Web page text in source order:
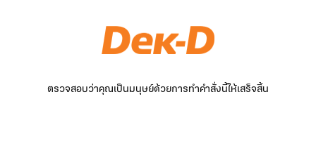
ตรวจสอบว่าคุณเป็นมนุษย์ด้วยการทำคำสั่งนี้ให้เสร็จสิ้น